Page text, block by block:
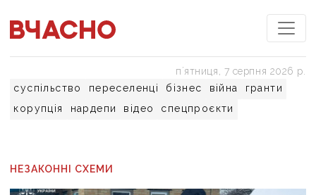
суспільство переселенці бізнес війна
гранти
корупція
нардепи відео спецпроєкти
пʼятниця, 7 серпня 2026 р.
НЕЗАКОННІ СХЕМИ